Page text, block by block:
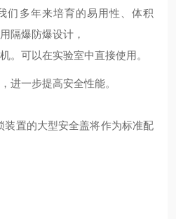
们多年来培育的易用性、体积
隔爆防爆设计，
。可以在实验室中直接使用。
进一步提高安全性能。
装置的大型安全盖将作为标准配